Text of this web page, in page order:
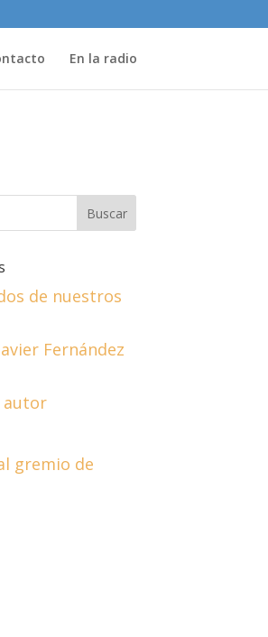
En la radio
de nuestros
Fernández
autor
gremio de